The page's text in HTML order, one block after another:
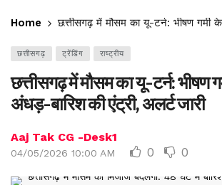
Home छत्तीसगढ़ में मौसम का यू-टर्न: भीषण गर्मी
छत्तीसगढ़ ट्रेंडिंग राष्ट्रीय
छत्तीसगढ़ में मौसम का यू-टर्न: भीषण
अंधड़-बारिश की एंट्री, अलर्ट जारी
Aaj Tak CG -Desk1
04/05/2026 10:00 AM 0 0